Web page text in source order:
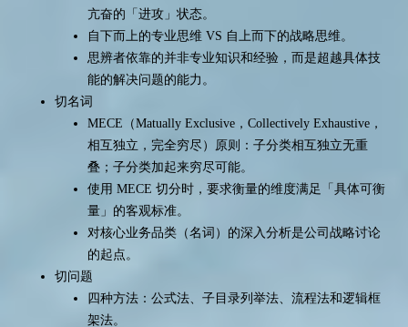
亢奋的「进攻」状态。
自下而上的专业思维 VS 自上而下的战略思维。
思辨者依靠的并非专业知识和经验，而是超越具体技
能的解决问题的能力。
切名词
MECE（Matually Exclusive，Collectively Exhaustive，
相互独立，完全穷尽）原则：子分类相互独立无重
叠；子分类加起来穷尽可能。
使用 MECE 切分时，要求衡量的维度满足「具体可衡
量」的客观标准。
对核心业务品类（名词）的深入分析是公司战略讨论
的起点。
切问题
四种方法：公式法、子目录列举法、流程法和逻辑框
架法。